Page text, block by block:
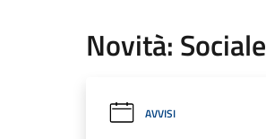
Novità: Sociale
AVVISI